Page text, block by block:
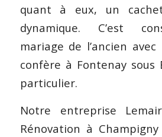
quant à eux, un
dynamique. C’est
mariage de l’ancien
confère à Fontenay sous
particulier.
Notre entreprise
Rénovation à